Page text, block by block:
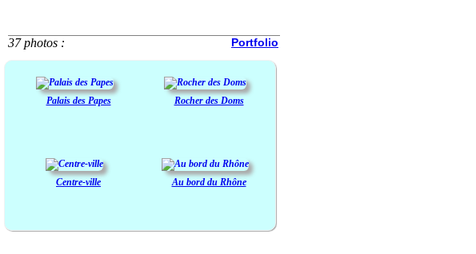
37 photos : Portfolio
Palais des Papes Rocher des Doms
Centre-ville Au bord du Rhône